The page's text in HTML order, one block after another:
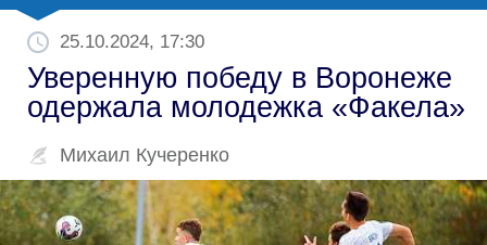
25.10.2024, 17:30
Уверенную победу в Воронеже
одержала молодежка «Факела»
Михаил Кучеренко